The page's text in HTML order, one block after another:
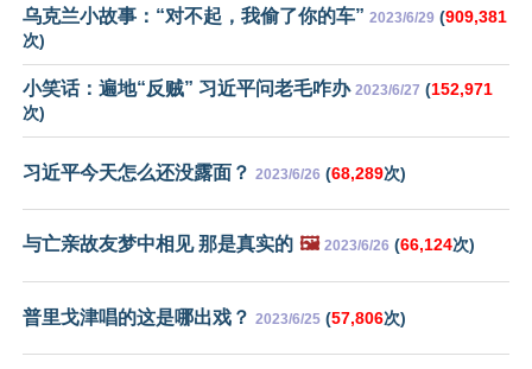
乌克兰小故事：“对不起，我偷了你的车” 2023/6/29 (909,381
次)
小笑话：遍地“反贼” 习近平问老毛咋办 2023/6/27 (152,971
次)
习近平今天怎么还没露面？ 2023/6/26 (68,289次)
与亡亲故友梦中相见 那是真实的 🖼️ 2023/6/26 (66,124次)
普里戈津唱的这是哪出戏？ 2023/6/25 (57,806次)